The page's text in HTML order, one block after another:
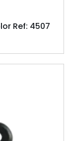
Ref: 4507